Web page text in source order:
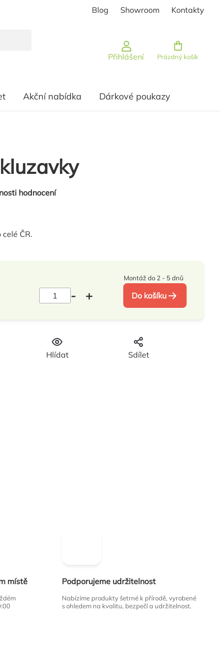
Blog Showroom Kontakty
Přihlášení Nákupní košík
Prázdný košík
Akční nabídka Dárkové poukazy
hodnocení
ČR.
Hlídat Sdílet
Montáž do 2 - 5 dnů
Do košíku
místě Podporujeme udržitelnost
Nabízíme produkty šetrné k přírodě, vyrobené
s ohledem na kvalitu, bezpečí a udržitelnost.